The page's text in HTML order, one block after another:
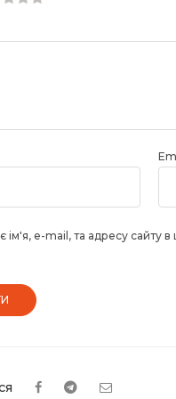
ім'я, e-mail, та адресу сайту